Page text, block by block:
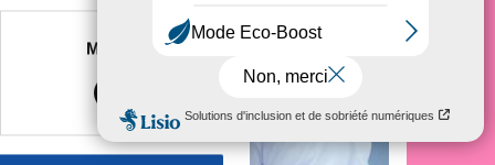
à plusieurs mètres près
reportez-vous à lasection «
sur les cookies.
Marketing